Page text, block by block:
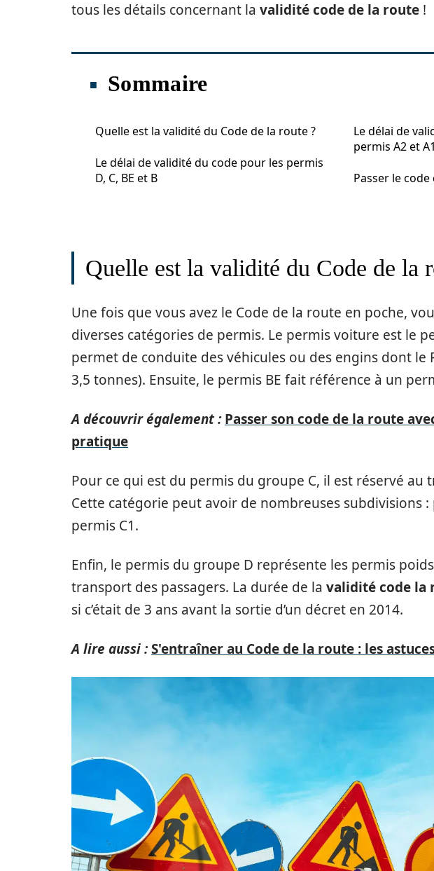
tous les détails concernant la validité code de la route !
Sommaire
Quelle est la validité du Code de la route ?
Le délai de validité du code pour les permis
D, C, BE et B
Le délai de
permis A2 et A1
Passer le
Quelle est la validité du Code de la
Une fois que vous avez le Code de la route en poche,
diverses catégories de permis. Le permis voiture est le
permet de conduite des véhicules ou des engins dont le
3,5 tonnes). Ensuite, le permis BE fait référence à un
A découvrir également : Passer son code de la route
pratique
Pour ce qui est du permis du groupe C, il est réservé au
Cette catégorie peut avoir de nombreuses subdivisions :
permis C1.
Enfin, le permis du groupe D représente les permis
transport des passagers. La durée de la validité code la
si c’était de 3 ans avant la sortie d’un décret en 2014.
A lire aussi :S'entraîner au Code de la route : les